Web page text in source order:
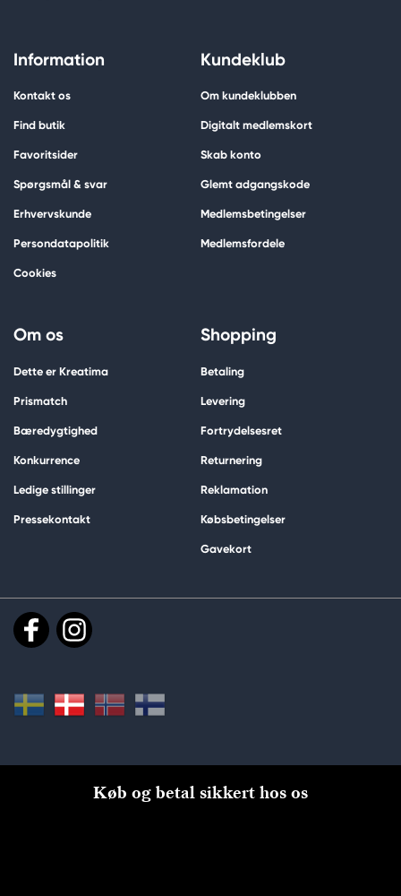
Information
Kontakt os
Find butik
Favoritsider
Spørgsmål & svar
Erhvervskunde
Persondatapolitik
Cookies
Kundeklub
Om kundeklubben
Digitalt medlemskort
Skab konto
Glemt adgangskode
Medlemsbetingelser
Medlemsfordele
Om os
Dette er Kreatima
Prismatch
Bæredygtighed
Konkurrence
Ledige stillinger
Pressekontakt
Shopping
Betaling
Levering
Fortrydelsesret
Returnering
Reklamation
Købsbetingelser
Gavekort
Køb og betal sikkert hos os